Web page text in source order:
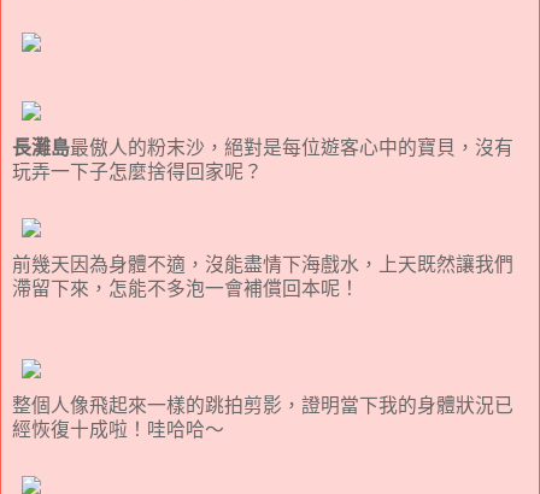
長灘島最傲人的粉末沙，絕對是每位遊客心中的寶貝，沒有
玩弄一下子怎麼捨得回家呢？
前幾天因為身體不適，沒能盡情下海戲水，上天既然讓我們
滯留下來，怎能不多泡一會補償回本呢！
整個人像飛起來一樣的跳拍剪影，證明當下我的身體狀況已
經恢復十成啦！哇哈哈～